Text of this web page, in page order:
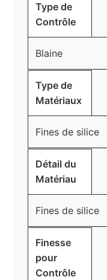
Type de
Contrôle
Blaine
Type de
Matériaux
Fines de silice
Détail du
Matériau
Fines de silice
Finesse
pour
Contrôle